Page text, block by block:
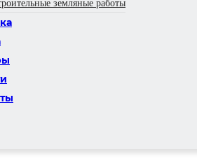
земляные работы